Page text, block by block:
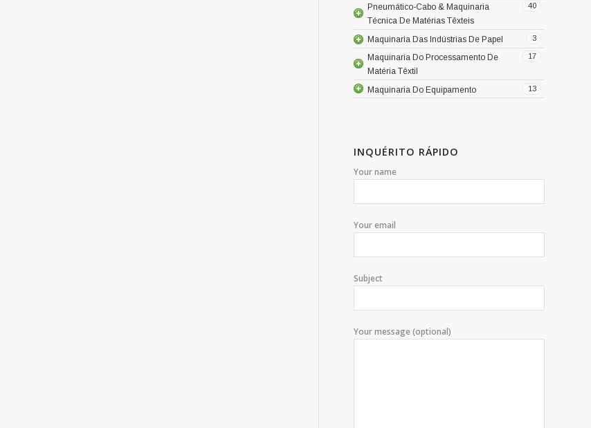
40
Pneumático-Cabo & Maquinaria
Técnica De Matérias Têxteis
3
Maquinaria Das Indústrias De Papel
17
Maquinaria Do Processamento De
Matéria Têxtil
13
Maquinaria Do Equipamento
INQUÉRITO RÁPIDO
Your name
Your email
Subject
Your message (optional)